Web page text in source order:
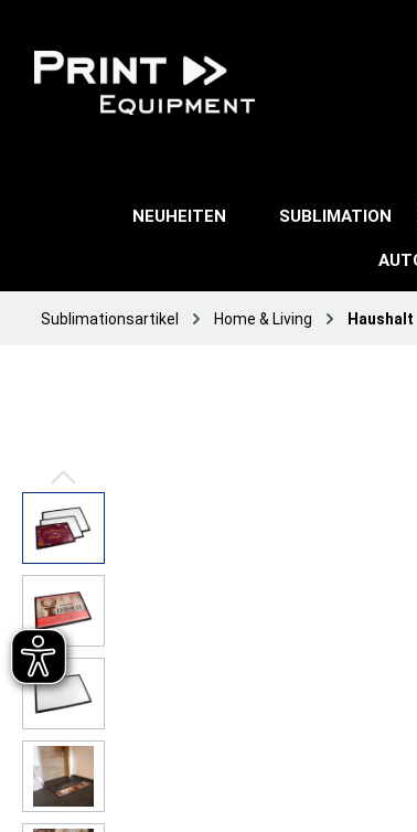
NEUHEITEN SUBLIMATION
Sublimationsartikel Home & Living Haushalt